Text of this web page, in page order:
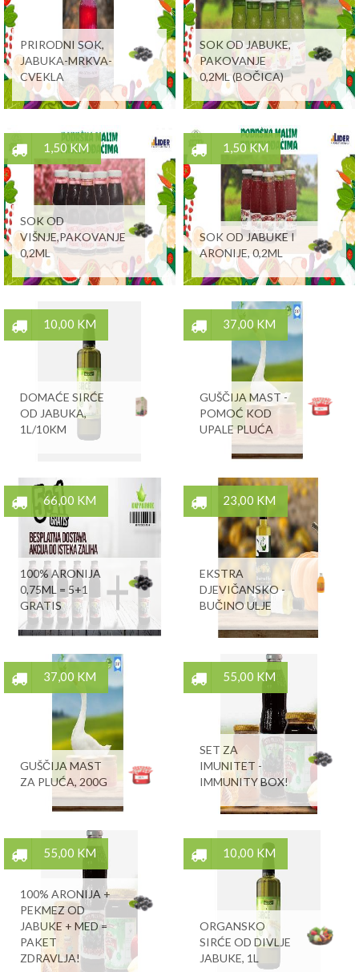
PRIRODNI SOK,
JABUKA-MRKVA-
CVEKLA
SOK OD JABUKE,
PAKOVANJE
0,2ML (BOČICA)
1,50 KM
SOK OD
VIŠNJE,PAKOVANJE
0,2ML
1,50 KM
SOK OD JABUKE I
ARONIJE, 0,2ML
10,00 KM
DOMAĆE SIRĆE
OD JABUKA,
1L/10KM
37,00 KM
GUŠČIJA MAST -
POMOĆ KOD
UPALE PLUĆA
66,00 KM
100% ARONIJA
0,75ML = 5+1
GRATIS
23,00 KM
EKSTRA
DJEVIČANSKO -
BUČINO ULJE
37,00 KM
GUŠČIJA MAST
ZA PLUĆA, 200G
55,00 KM
SET ZA
IMUNITET -
IMMUNITY BOX!
55,00 KM
100% ARONIJA +
PEKMEZ OD
JABUKE + MED =
PAKET
ZDRAVLJA!
10,00 KM
ORGANSKO
SIRĆE OD DIVLJE
JABUKE, 1L